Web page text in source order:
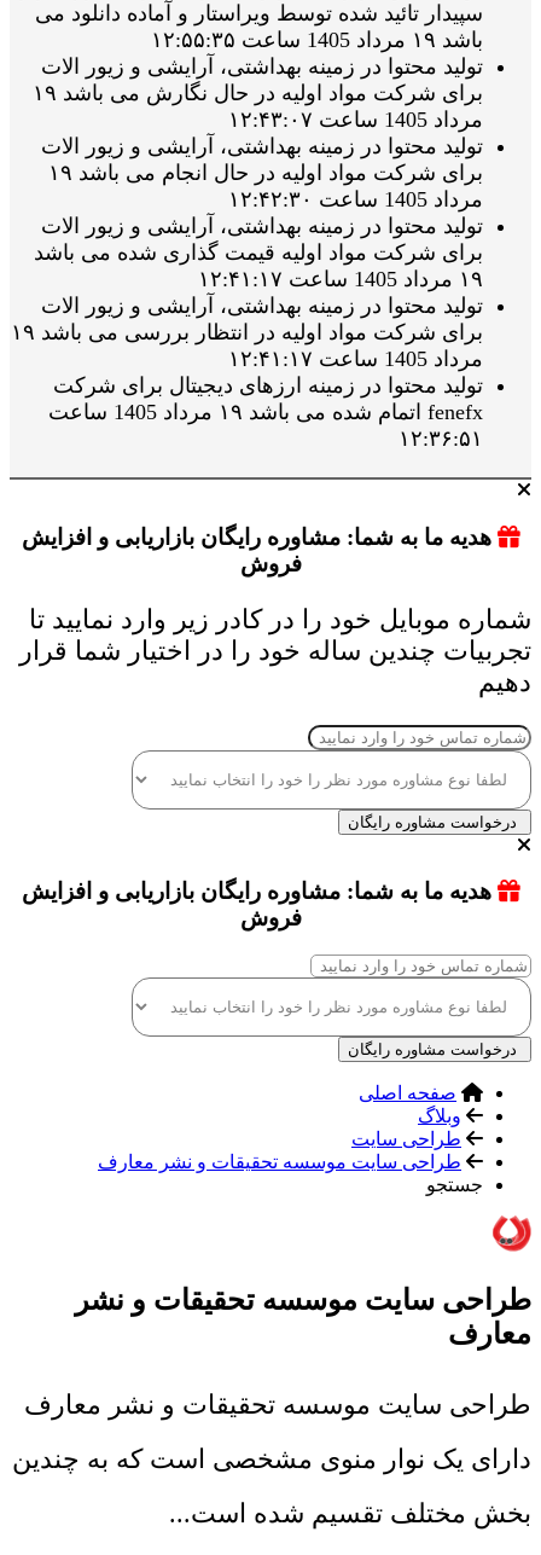
سپیدار تائید شده توسط ویراستار و آماده دانلود می
باشد ۱۹ مرداد 1405 ساعت ۱۲:۵۵:۳۵
تولید محتوا در زمینه بهداشتی، آرایشی و زیور الات
برای شرکت مواد اولیه در حال نگارش می باشد ۱۹
مرداد 1405 ساعت ۱۲:۴۳:۰۷
تولید محتوا در زمینه بهداشتی، آرایشی و زیور الات
برای شرکت مواد اولیه در حال انجام می باشد ۱۹
مرداد 1405 ساعت ۱۲:۴۲:۳۰
تولید محتوا در زمینه بهداشتی، آرایشی و زیور الات
برای شرکت مواد اولیه قیمت گذاری شده می باشد
۱۹ مرداد 1405 ساعت ۱۲:۴۱:۱۷
تولید محتوا در زمینه بهداشتی، آرایشی و زیور الات
برای شرکت مواد اولیه در انتظار بررسی می باشد ۱۹
مرداد 1405 ساعت ۱۲:۴۱:۱۷
تولید محتوا در زمینه ارزهای دیجیتال برای شرکت
fenefx اتمام شده می باشد ۱۹ مرداد 1405 ساعت
۱۲:۳۶:۵۱
هدیه ما به شما: مشاوره رایگان بازاریابی و افزایش
فروش
شماره موبایل خود را در کادر زیر وارد نمایید تا
تجربیات چندین ساله خود را در اختیار شما قرار
دهیم
درخواست مشاوره رایگان
هدیه ما به شما: مشاوره رایگان بازاریابی و افزایش
فروش
درخواست مشاوره رایگان
صفحه اصلی
وبلاگ
طراحی سایت
طراحی سایت موسسه تحقیقات و نشر معارف
جستجو
طراحی سایت موسسه تحقیقات و نشر
معارف
طراحی سایت موسسه تحقیقات و نشر معارف
دارای یک نوار منوی مشخصی است که به چندین
بخش مختلف تقسیم شده است...